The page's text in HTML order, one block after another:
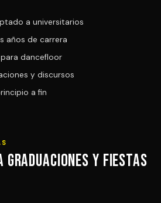
a universitarios
años de carrera
dancefloor
y discursos
a fin
Graduaciones y Fiestas